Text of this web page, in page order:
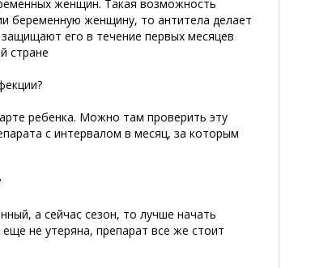
женщин. Такая возможность
беременную женщину, то антитела делает
защищают его в течение первых месяцев
стране
ребенка. Можно там проверить эту
с интервалом в месяц, за которым
а сейчас сезон, то лучше начать
не утеряна, препарат все же стоит